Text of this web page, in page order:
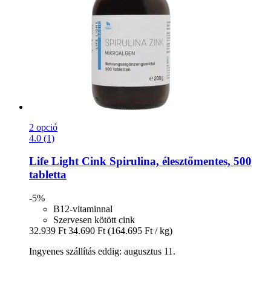
2 opció
4.0 (1)
Life LightCink Spirulina, élesztőmentes, 500
tabletta
-5%
B12-vitaminnal
Szervesen kötött cink
32.939 Ft 34.690 Ft (164.695 Ft / kg)
Ingyenes szállítás eddig: augusztus 11.